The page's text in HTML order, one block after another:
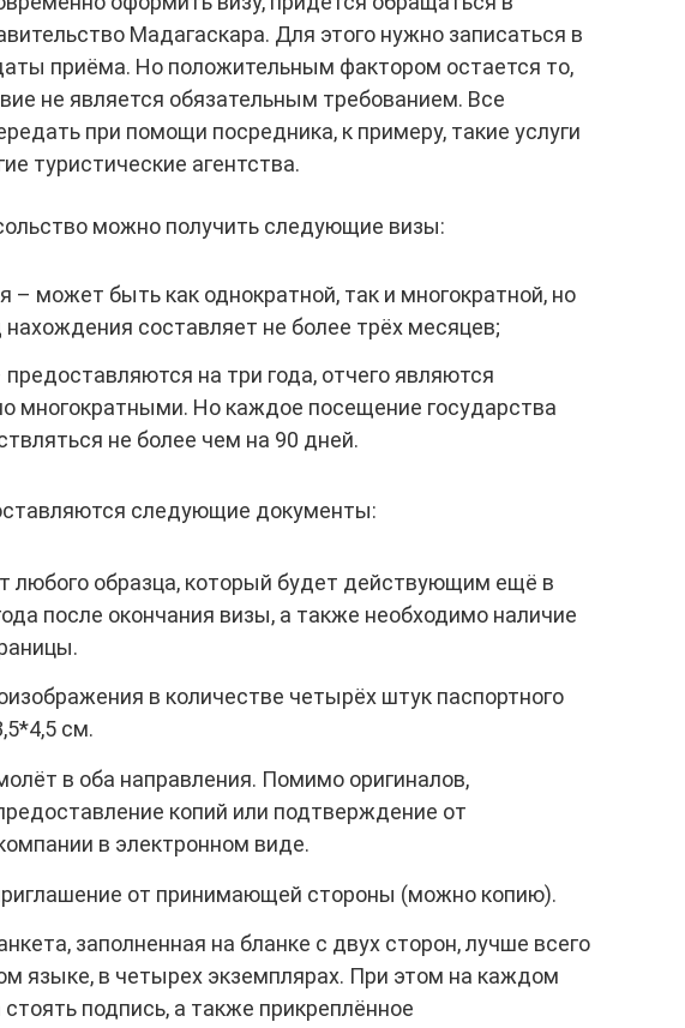
Мадагаскара. Для этого нужно записаться в
приёма. Но положительным фактором остается то,
не является обязательным требованием. Все
при помощи посредника, к примеру, такие услуги
туристические агентства.
можно получить следующие визы:
– может быть как однократной, так и многократной, но
составляет не более трёх месяцев;
на три года, отчего являются
многократными. Но каждое посещение государства
не более чем на 90 дней.
следующие документы:
любого образца, который будет действующим ещё в
после окончания визы, а также необходимо наличие
в количестве четырёх штук паспортного
см.
в оба направления. Помимо оригиналов,
копий или подтверждение от
в электронном виде.
от принимающей стороны (можно копию).
заполненная на бланке с двух сторон, лучше всего
языке, в четырех экземплярах. При этом на каждом
подпись, а также прикреплённое